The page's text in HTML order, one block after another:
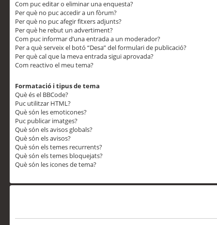
Com puc editar o eliminar una enquesta?
Per què no puc accedir a un fòrum?
Per què no puc afegir fitxers adjunts?
Per què he rebut un advertiment?
Com puc informar d’una entrada a un moderador?
Per a què serveix el botó “Desa” del formulari de publicació?
Per què cal que la meva entrada sigui aprovada?
Com reactivo el meu tema?
Formatació i tipus de tema
Què és el BBCode?
Puc utilitzar HTML?
Què són les emoticones?
Puc publicar imatges?
Què són els avisos globals?
Què són els avisos?
Què són els temes recurrents?
Què són els temes bloquejats?
Què són les icones de tema?